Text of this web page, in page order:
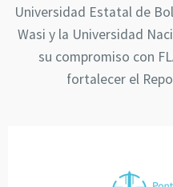
Universidad Estatal de
Wasi y la Universidad
su compromiso con
fortalecer el